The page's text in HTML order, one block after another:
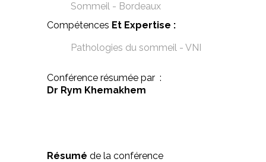
Sommeil - Bordeaux
Compétences Et Expertise :
Pathologies du sommeil - VNI
Conférence résumée par :
Dr Rym Khemakhem
Résumé de la conférence